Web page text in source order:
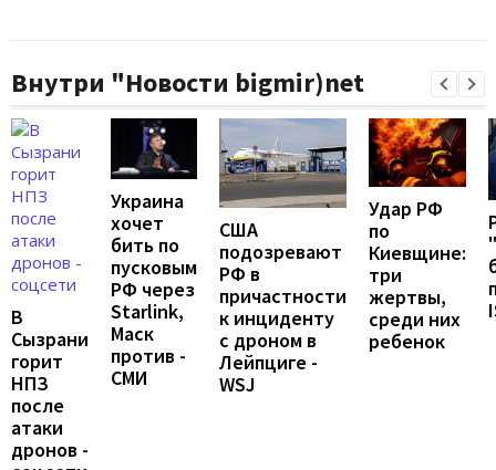
Внутри "Новости bigmir)net
В
Сызрани
горит
НПЗ
после
атаки
дронов -
Украина
хочет
бить по
пусковым
РФ через
Starlink,
Маск
против -
СМИ
США
подозревают
РФ в
причастности
к инциденту
с дроном в
Лейпциге -
WSJ
Удар РФ
по
Киевщине:
три
жертвы,
среди них
ребенок